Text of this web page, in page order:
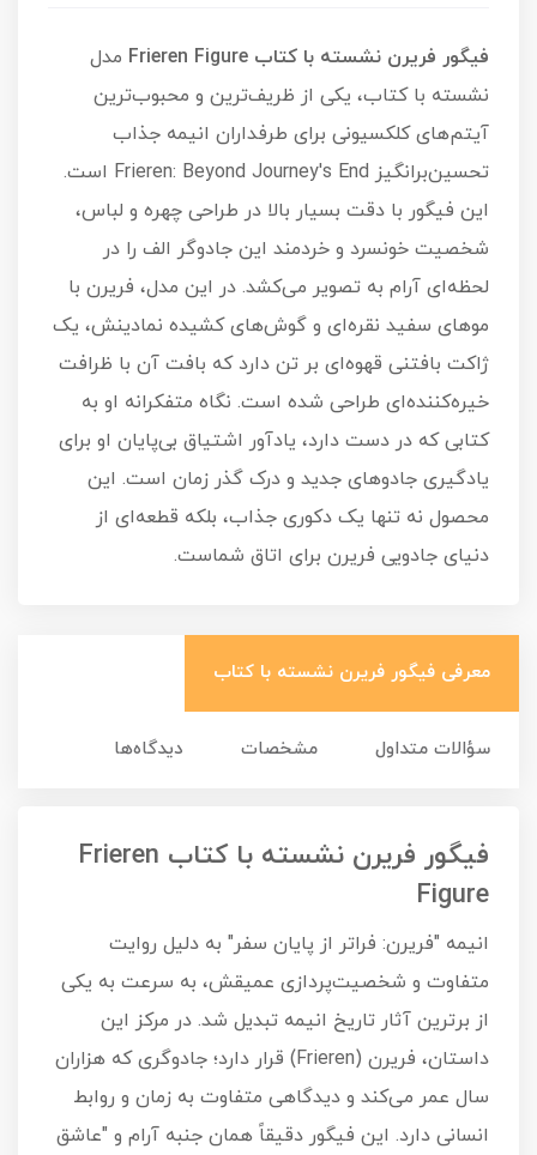
فیگور فریرن نشسته با کتاب Frieren Figure
مدل
نشسته با کتاب، یکی از ظریف‌ترین و محبوب‌ترین
آیتم‌های کلکسیونی برای طرفداران انیمه جذاب
تحسین‌برانگیز Frieren: Beyond Journey's End است.
این فیگور با دقت بسیار بالا در طراحی چهره و لباس،
شخصیت خونسرد و خردمند این جادوگر الف را در
لحظه‌ای آرام به تصویر می‌کشد. در این مدل، فریرن با
موهای سفید نقره‌ای و گوش‌های کشیده نمادینش، یک
ژاکت بافتنی قهوه‌ای بر تن دارد که بافت آن با ظرافت
خیره‌کننده‌ای طراحی شده است. نگاه متفکرانه او به
کتابی که در دست دارد، یادآور اشتیاق بی‌پایان او برای
یادگیری جادوهای جدید و درک گذر زمان است. این
محصول نه تنها یک دکوری جذاب، بلکه قطعه‌ای از
دنیای جادویی فریرن برای اتاق شماست.
معرفی فیگور فریرن نشسته با کتاب
سؤالات متداول مشخصات دیدگاه‌ها
فیگور فریرن نشسته با کتاب Frieren
Figure
انیمه "فریرن: فراتر از پایان سفر" به دلیل روایت
متفاوت و شخصیت‌پردازی عمیقش، به سرعت به یکی
از برترین آثار تاریخ انیمه تبدیل شد. در مرکز این
داستان، فریرن (Frieren) قرار دارد؛ جادوگری که هزاران
سال عمر می‌کند و دیدگاهی متفاوت به زمان و روابط
انسانی دارد. این فیگور دقیقاً همان جنبه آرام و "عاشق